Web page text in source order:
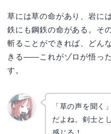
草には草の命があり、岩に
鉄にも鋼鉄の命がある。そ
斬ることができれば、どん
きる——これがゾロが悟っ
す。
「草の声を聞く
だよね。剣士と